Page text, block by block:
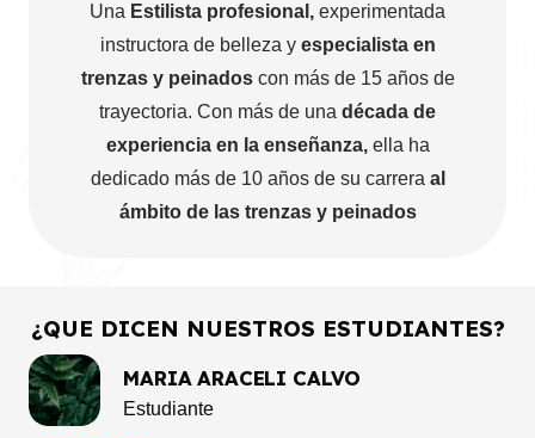
Una Estilista profesional, experimentada
instructora de belleza y especialista en
trenzas y peinadoscon más de 15 años de
trayectoria. Con más de una década de
experiencia en la enseñanza,ella ha
dedicado más de 10 años de su carrera al
ámbito de las trenzas y peinados
¿QUE DICEN NUESTROS ESTUDIANTES?